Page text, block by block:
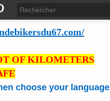
OF KILOMETERS
choose your language